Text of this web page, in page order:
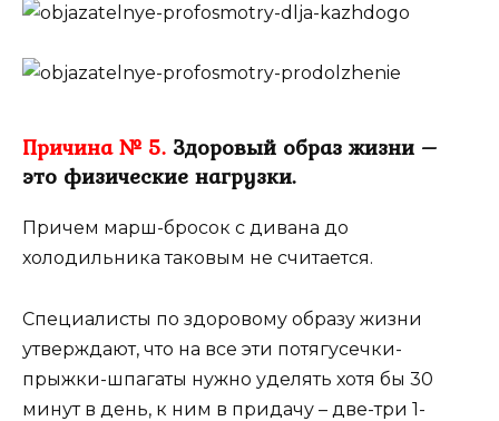
Причина № 5. Здоровый образ жизни –
это физические нагрузки.
Причем марш-бросок с дивана до
холодильника таковым не считается.
Специалисты по здоровому образу жизни
утверждают, что на все эти потягусечки-
прыжки-шпагаты нужно уделять хотя бы 30
минут в день, к ним в придачу – две-три 1-